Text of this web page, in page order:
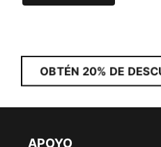
OBTÉN 20% DE
APOYO